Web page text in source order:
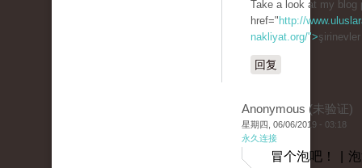
Take a look at my blog
href=" http://
nakliyat.org/">
回复
Anonymous (未验证)
星期四, 06/06/2019 - 03:18
永久连接
冒个泡吧！ |